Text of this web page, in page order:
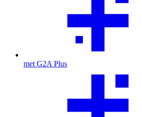
met G2A Plus